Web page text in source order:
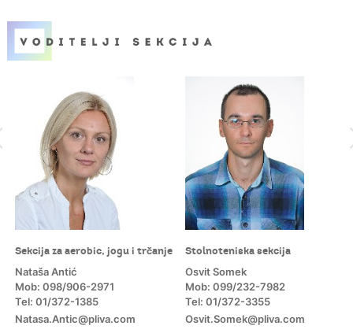
Sekcija za aerobic, jogu i trčanje
Nataša Antić
Mob: 098/906-2971
Tel: 01/372-1385
Natasa.Antic@pliva.com
Stolnoteniska sekcija
Osvit Somek
Mob: 099/232-7982
Tel: 01/372-3355
Osvit.Somek@pliva.com